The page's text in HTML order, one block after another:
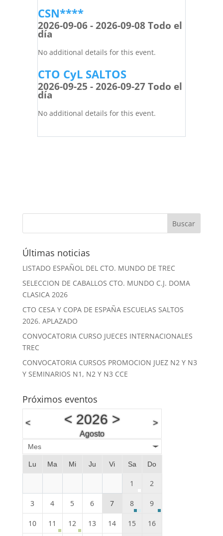
CSN****
2026-09-06 - 2026-09-08 Todo el
día
No additional details for this event.
CTO CyL SALTOS
2026-09-25 - 2026-09-27 Todo el
día
No additional details for this event.
Últimas noticias
LISTADO ESPAÑOL DEL CTO. MUNDO DE TREC
SELECCION DE CABALLOS CTO. MUNDO C.J. DOMA
CLASICA 2026
CTO CESA Y COPA DE ESPAÑA ESCUELAS SALTOS
2026. APLAZADO
CONVOCATORIA CURSO JUECES INTERNACIONALES
TREC
CONVOCATORIA CURSOS PROMOCION JUEZ N2 Y N3
Y SEMINARIOS N1, N2 Y N3 CCE
Próximos eventos
< < 2026>
Agosto
>
Mes
Lu Ma Mi Ju Vi Sa Do
1 2
3 4 5 6 7 8 9
10 11 12 13 14 15 16